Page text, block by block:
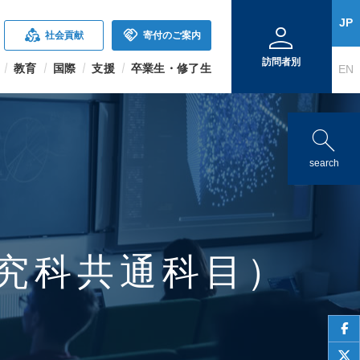
search
search
diversity_2 社会貢献 handshake 寄付のご案内
教育 国際 支援 卒業生・修了生
person
訪問者別
JP
EN
科共通科目）